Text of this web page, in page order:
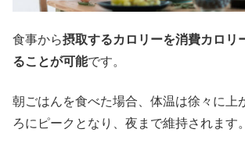
食事から摂取するカロリーを消費カロリ
ることが可能です。
朝ごはんを食べた場合、体温は徐々に上
ろにピークとなり、夜まで維持されます。